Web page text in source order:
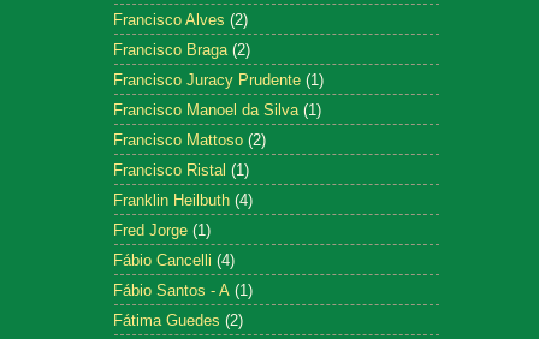
Francisco Alves (2)
Francisco Braga (2)
Francisco Juracy Prudente (1)
Francisco Manoel da Silva (1)
Francisco Mattoso (2)
Francisco Ristal (1)
Franklin Heilbuth (4)
Fred Jorge (1)
Fábio Cancelli (4)
Fábio Santos - A (1)
Fátima Guedes (2)